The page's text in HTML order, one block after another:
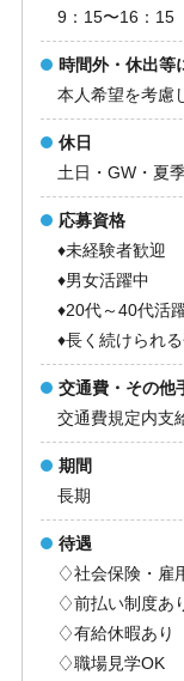
9：15〜16：15
時間外・休出等
本人希望を考慮
休日
土日・GW・夏
応募資格
♦未経験者歓迎
♦男女活躍中
♦20代～40代活
♦長く続けられ
交通費・その他
交通費規定内支
期間
長期
待遇
♢社会保険・雇
♢前払い制度あ
♢有給休暇あり
♢職場見学OK